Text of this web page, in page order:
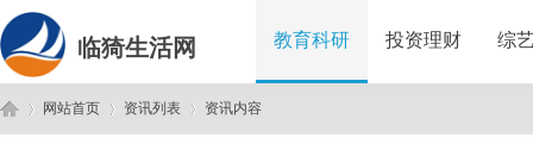
临猗生活网 教育科研 投资理财 综
网站首页 资讯列表 资讯内容